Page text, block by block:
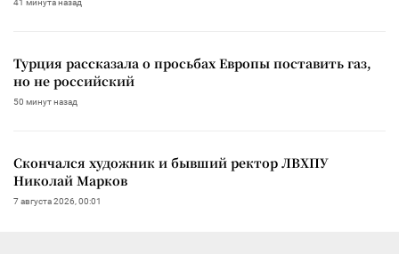
41 минута назад
Турция рассказала о просьбах Европы поставить газ,
но не российский
50 минут назад
Скончался художник и бывший ректор ЛВХПУ
Николай Марков
7 августа 2026, 00:01